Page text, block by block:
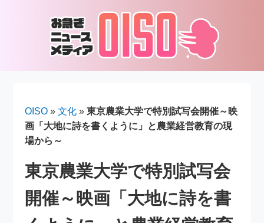
OISO »文化 »東京農業大学で特別試写会開催～映
画「大地に詩を書くように」と農業経営教育の現
場から～
東京農業大学で特別試写会
開催～映画「大地に詩を書